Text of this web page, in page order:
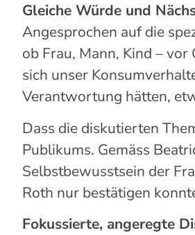
Gleiche Würde und
Angesprochen aufdie
ob Frau, Mann, Kind –
sich unser
Verantwortung hätten,
Dass die diskutierten
Publikums. Gemäss
Selbstbewusstsein der
Roth nur bestätigen
Fokussierte, angeregte